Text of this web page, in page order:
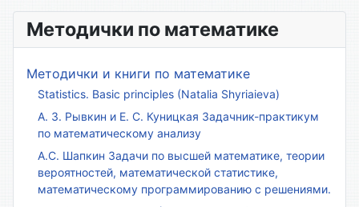
Методички по математике
Методички и книги по математике
Statistics. Basic principles (Natalia Shyriaieva)
А. З. Рывкин и Е. С. Куницкая Задачник-практикум
по математическому анализу
А.С. Шапкин Задачи по высшей математике, теории
вероятностей, математической статистике,
математическому программированию с решениями.